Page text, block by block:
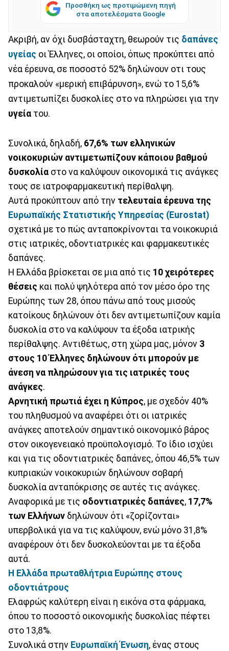
Προσθήκη ως προτιμώμενη πηγή
στα αποτελέσματα Google
Ακριβή, αν όχι δυσβάσταχτη, θεωρούν τις δαπάνες
υγείας οι Έλληνες, οι οποίοι, όπως προκύπτει από
νέα έρευνα, σε ποσοστό 52% δηλώνουν οτι τους
προκαλούν «μερική επιβάρυνση», ενώ το 15,6%
αντιμετωπίζει δυσκολίες στο να πληρώσει για την
υγεία του.
Συνολικά, δηλαδή, 67,6% των ελληνικών
νοικοκυριών αντιμετωπίζουν κάποιου βαθμού
δυσκολία στο να καλύψουν οικονομικά τις ανάγκες
τους σε ιατροφαρμακευτική περίθαλψη.
Αυτά προκύπτουν από την τελευταία έρευνα της
Ευρωπαϊκής Στατιστικής Υπηρεσίας (Εurostat)
σχετικά με το πώς ανταποκρίνονται τα νοικοκυριά
στις ιατρικές, οδοντιατρικές και φαρμακευτικές
δαπάνες.
Η Ελλάδα βρίσκεται σε μια από τις 10 χειρότερες
θέσεις και πολύ ψηλότερα από τον μέσο όρο της
Ευρώπης των 28, όπου πάνω από τους μισούς
κατοίκους δηλώνουν ότι δεν αντιμετωπίζουν καμία
δυσκολία στο να καλύψουν τα έξοδα ιατρικής
περίθαλψης. Αντιθέτως, στη χώρα μας, μόνον 3
στους 10 Έλληνες δηλώνουν ότι μπορούν με
άνεση να πληρώσουν για τις ιατρικές τους
ανάγκες.
Αρνητική πρωτιά έχει η Κύπρος, με σχεδόν 40%
του πληθυσμού να αναφέρει ότι οι ιατρικές
ανάγκες αποτελούν σημαντικό οικονομικό βάρος
στον οικογενειακό προϋπολογισμό. Το ίδιο ισχύει
και για τις οδοντιατρικές δαπάνες, όπου 46,5% των
κυπριακών νοικοκυριών δηλώνουν σοβαρή
δυσκολία ανταπόκρισης σε αυτές τις ανάγκες.
Αναφορικά με τις οδοντιατρικές δαπάνες, 17,7%
των Ελλήνων δηλώνουν ότι «ζορίζονται»
υπερβολικά για να τις καλύψουν, ενώ μόνο 31,8%
αναφέρουν ότι δεν δυσκολεύονται με τα έξοδα
αυτά.
Η Ελλάδα πρωταθλήτρια Ευρώπης στους
οδοντιάτρους
Ελαφρώς καλύτερη είναι η εικόνα στα φάρμακα,
όπου το ποσοστό οικονομικής δυσκολίας πέφτει
στο 13,8%.
Συνολικά στην Ευρωπαϊκή Ένωση, ένας στους